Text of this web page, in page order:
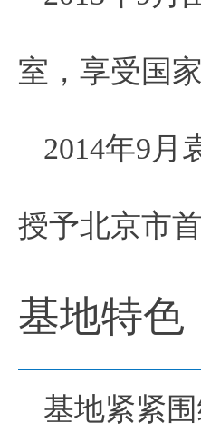
室，享受国
2014年9月
授予北京市
基地特色
基地紧紧